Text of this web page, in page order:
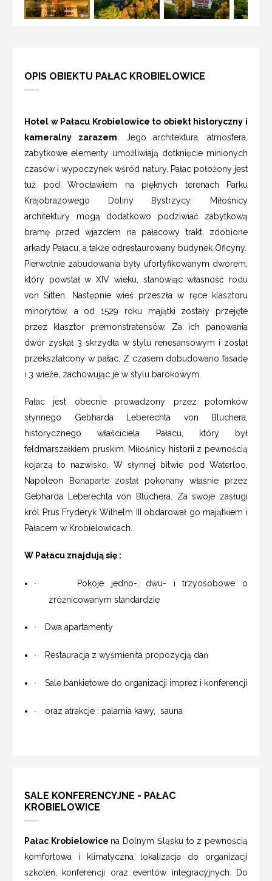
OPIS OBIEKTU PAŁAC KROBIELOWICE
Hotel w Pałacu Krobielowice to obiekt historyczny i
kameralny zarazem . Jego architektura, atmosfera,
zabytkowe elementy umożliwiają dotknięcie minionych
czasów i wypoczynek wśród natury. Pałac położony jest
tuż pod Wrocławiem na pięknych terenach Parku
Krajobrazowego Doliny Bystrzycy. Miłośnicy
architektury mogą dodatkowo podziwiać zabytkową
bramę przed wjazdem na pałacowy trakt, zdobione
arkady Pałacu, a także odrestaurowany budynek Oficyny.
Pierwotnie zabudowania były ufortyfikowanym dworem,
który powstał w XIV wieku, stanowiąc własność rodu
von Sitten. Następnie wieś przeszła w ręce klasztoru
minorytów, a od 1529 roku majątki zostały przejęte
przez klasztor premonstratensów. Za ich panowania
dwór zyskał 3 skrzydła w stylu renesansowym i został
przekształcony w pałac. Z czasem dobudowano fasadę
i 3 wieże, zachowując je w stylu barokowym.
Pałac jest obecnie prowadzony przez potomków
słynnego Gebharda Leberechta von Bluchera,
historycznego właściciela Pałacu, który był
feldmarszałkiem pruskim. Miłośnicy historii z pewnością
kojarzą to nazwisko. W słynnej bitwie pod Waterloo,
Napoleon Bonaparte został pokonany właśnie przez
Gebharda Leberechta von Blüchera. Za swoje zasługi
król Prus Fryderyk Wilhelm III obdarował go majątkiem i
Pałacem w Krobielowicach.
W Pałacu znajdują się :
·
Pokoje jedno-, dwu- i trzyosobowe o
zróżnicowanym standardzie
· Dwa apartamenty
· Restauracja z wyśmienita propozycją dań
· Sale bankietowe do organizacji imprez i konferencji
· oraz atrakcje : palarnia kawy, sauna
SALE KONFERENCYJNE - PAŁAC
KROBIELOWICE
Pałac Krobielowice na Dolnym Śląsku to z pewnością
komfortowa i klimatyczna lokalizacja do organizacji
szkoleń, konferencji oraz eventów integracyjnych. Do